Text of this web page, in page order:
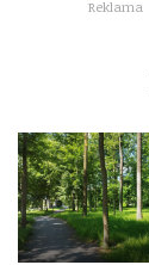
Reklama